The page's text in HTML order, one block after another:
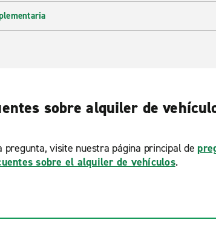
sobre alquiler de
pregunta, visite nuestra página principal de
sobre el alquiler de vehículos.